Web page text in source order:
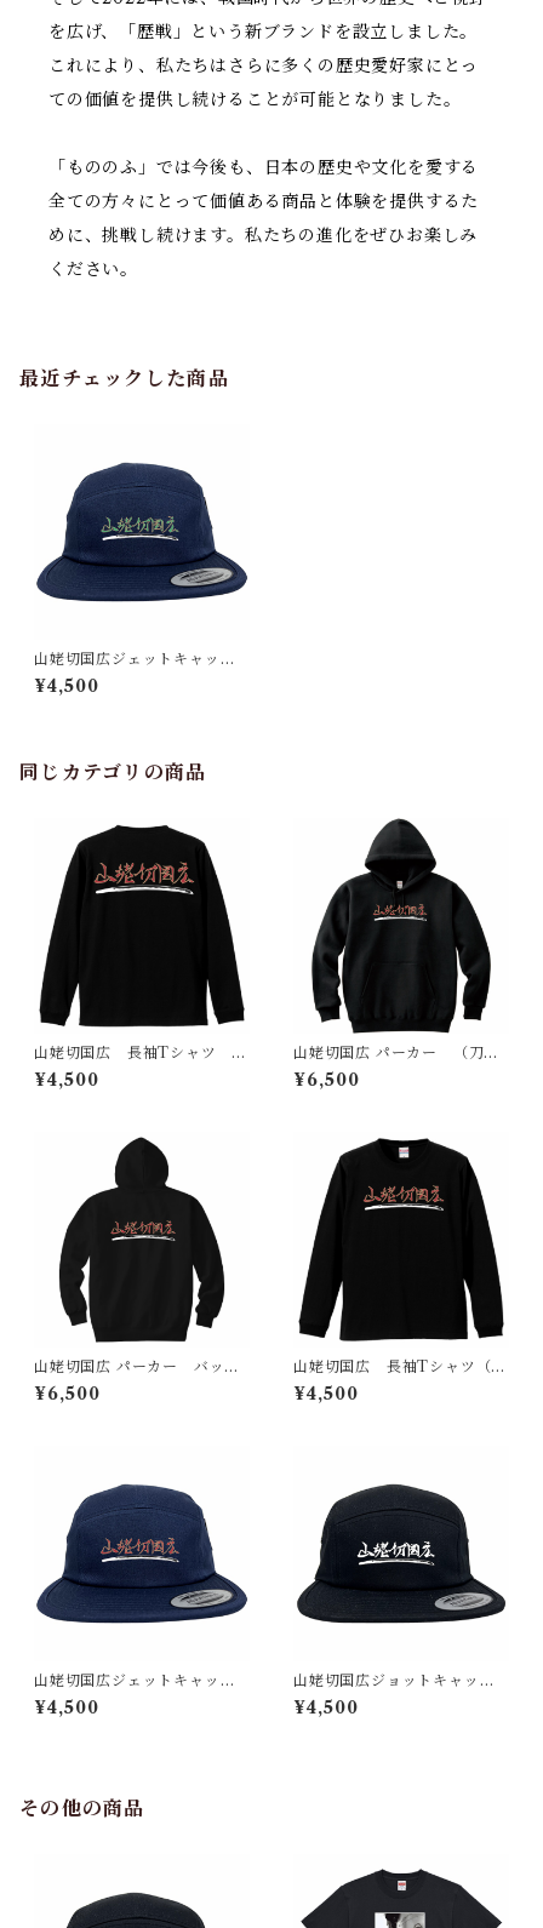
を広げ、「歴戦」という新ブランドを設立しました。
これにより、私たちはさらに多くの歴史愛好家にとっ
ての価値を提供し続けることが可能となりました。
「もののふ」では今後も、日本の歴史や文化を愛する
全ての方々にとって価値ある商品と体験を提供するた
めに、挑戦し続けます。私たちの進化をぜひお楽しみ
ください。
最近チェックした商品
山姥切国広ジェットキャップ
（刀剣 日本）
¥4,500
同じカテゴリの商品
山姥切国広 長袖Tシャツ バ
ックプリント（刀剣 日本）
¥4,500
山姥切国広 パーカー （刀
剣 日本）
¥6,500
山姥切国広 パーカー バック
プリント（刀剣 日本）
¥6,500
山姥切国広 長袖Tシャツ（刀
剣 日本）
¥4,500
山姥切国広ジェットキャップ
（刀剣 日本）
¥4,500
山姥切国広ジョットキャップ
（刀剣 日本）
¥4,500
その他の商品